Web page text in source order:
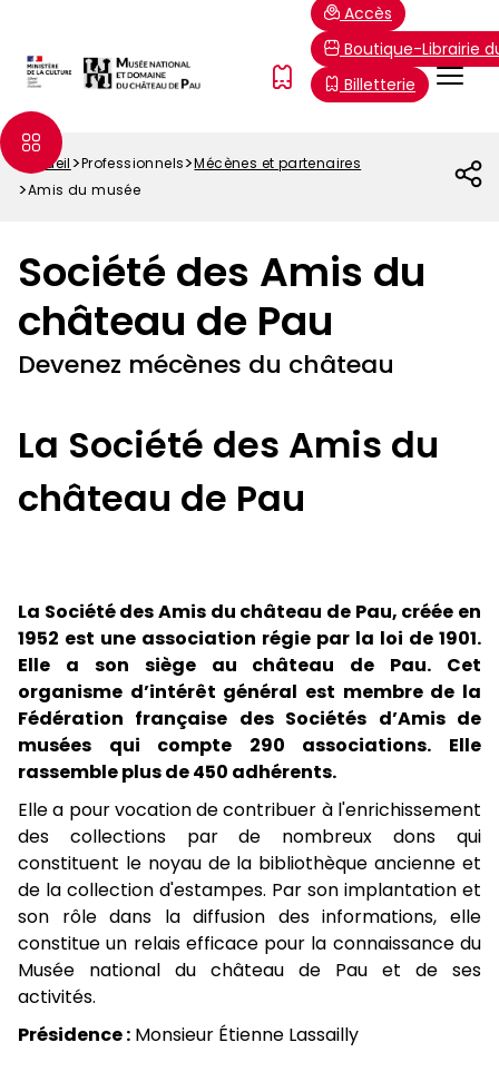
contenu
principal
Menu
FR
Accès
Boutique-Librairie
Billetterie
Fil
Accueil Professionnels
Mécènes et partenaires
Amis du musée
Société des Amis du
château de Pau
Devenez mécènes du château
La Société des Amis du
château de Pau
La Société des Amis du château de Pau, créée en
1952 est une association régie par la loi de 1901.
Elle a son siège au château de Pau. Cet
organisme d’intérêt général est membre de la
Fédération française des Sociétés d’Amis de
musées qui compte 290 associations. Elle
rassemble plus de 450 adhérents.
Elle a pour vocation de contribuer à l'enrichissement
des collections par de nombreux dons qui
constituent le noyau de la bibliothèque ancienne et
de la collection d'estampes. Par son implantation et
son rôle dans la diffusion des informations, elle
constitue un relais efficace pour la connaissance du
Musée national du château de Pau et de ses
activités.
Présidence : Monsieur Étienne Lassailly